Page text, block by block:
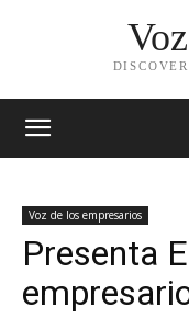
Voz de los empresarios
Presenta